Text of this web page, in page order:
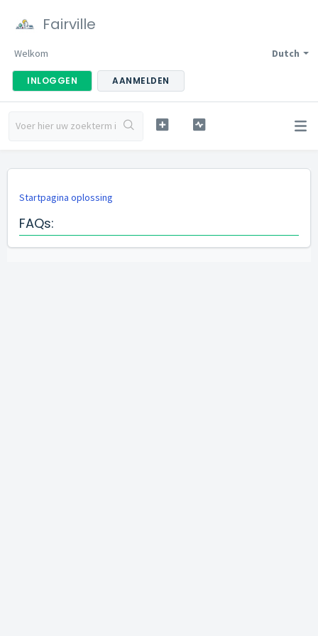
Fairville
Dutch
Welkom
INLOGGEN AANMELDEN
Startpagina oplossing
FAQs: